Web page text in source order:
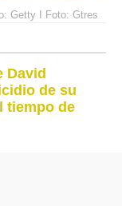
Getty I Foto: Gtres
David
de su
tiempo de